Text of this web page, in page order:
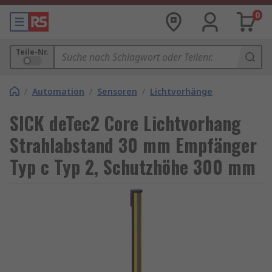
0
Teile-Nr.
/ Automation / Sensoren / Lichtvorhänge
SICK deTec2 Core Lichtvorhang
Strahlabstand 30 mm Empfänger
Typ c Typ 2, Schutzhöhe 300 mm